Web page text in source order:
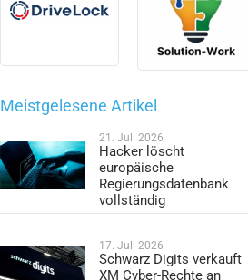
Meistgelesene Artikel
21. Juli 2026
Hacker löscht
europäische
Regierungsdatenbank
vollständig
17. Juli 2026
Schwarz Digits verkauft
XM Cyber-Rechte an